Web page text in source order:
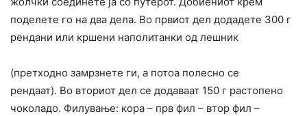
поделете го на два дела. Во првиот дел додадете 300 г
рендани или кршени наполитанки од лешник
(претходно замрзнете ги, а потоа полесно се
рендаат). Во вториот дел се додаваат 150 г растопено
чоколадо. Филување: кора – прв фил – втор фил –